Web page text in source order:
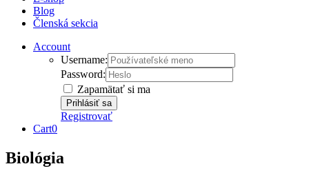
Blog
Členská sekcia
Account
Username:
Password:
Zapamätať si ma
Registrovať
Cart0
Biológia